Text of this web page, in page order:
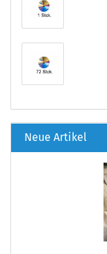
Neue Artikel